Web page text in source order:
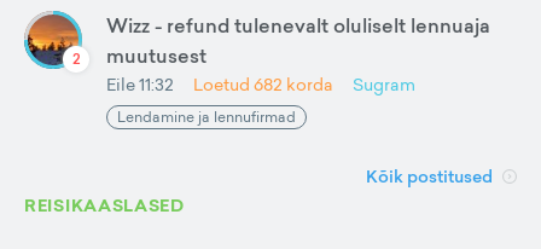
2
Wizz - refund tulenevalt oluliselt lennuaja
muutusest
Eile 11:32 Loetud 682 korda Sugram
Lendamine ja lennufirmad
Kõik postitused
REISIKAASLASED